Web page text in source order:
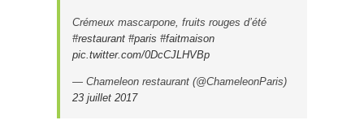
Crémeux mascarpone, fruits rouges d’été
#restaurant #paris #faitmaison
pic.twitter.com/0DcCJLHVBp
— Chameleon restaurant (@ChameleonParis)
23 juillet 2017